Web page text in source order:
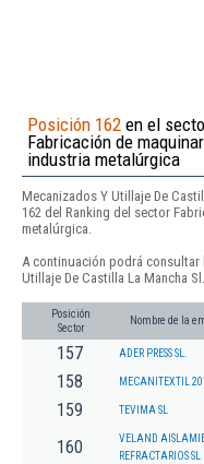
Posición 162 en el
Fabricación de
industria metalúrgica
Mecanizados Y Utillaje De
162 del Ranking del sector
metalúrgica.
A continuación podrá
Utillaje De Castilla La Mancha
Posición
Sector
Nombre de la
157 ADER PRESS SL.
158 MECANITEXTIL
159 TEVIMA SL
160
VELAND
REFRACTARIOS SL